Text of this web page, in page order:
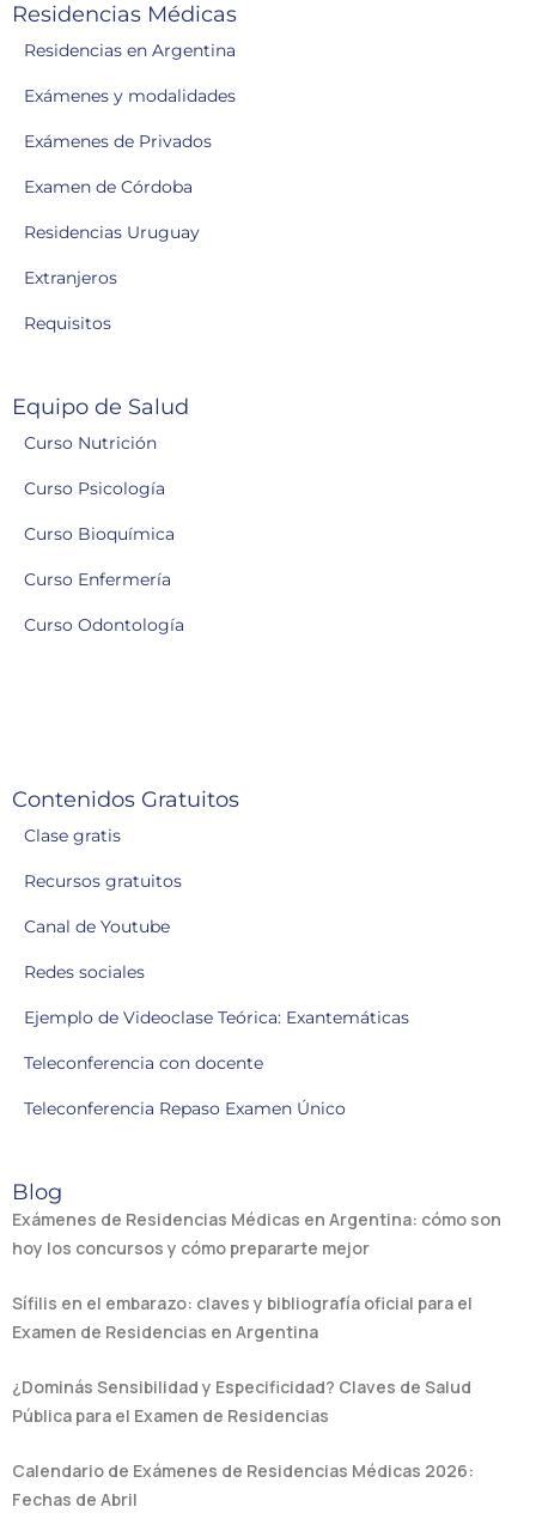
Residencias Médicas
Residencias en Argentina
Exámenes y modalidades
Exámenes de Privados
Examen de Córdoba
Residencias Uruguay
Extranjeros
Requisitos
Equipo de Salud
Curso Nutrición
Curso Psicología
Curso Bioquímica
Curso Enfermería
Curso Odontología
Contenidos Gratuitos
Clase gratis
Recursos gratuitos
Canal de Youtube
Redes sociales
Ejemplo de Videoclase Teórica: Exantemáticas
Teleconferencia con docente
Teleconferencia Repaso Examen Único
Blog
Exámenes de Residencias Médicas en Argentina: cómo son
hoy los concursos y cómo prepararte mejor
Sífilis en el embarazo: claves y bibliografía oficial para el
Examen de Residencias en Argentina
¿Dominás Sensibilidad y Especificidad? Claves de Salud
Pública para el Examen de Residencias
Calendario de Exámenes de Residencias Médicas 2026:
Fechas de Abril